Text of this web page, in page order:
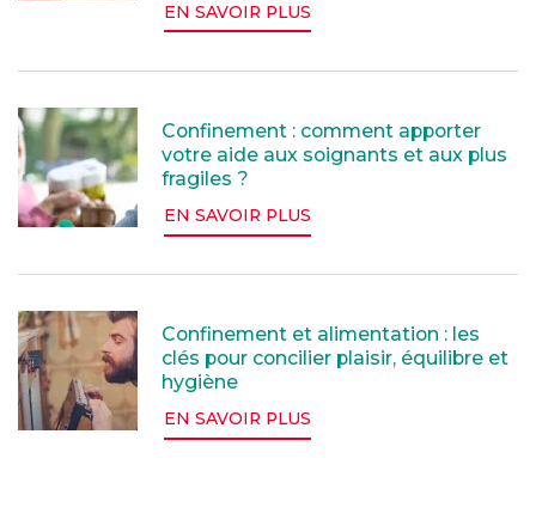
EN SAVOIR PLUS
Confinement : comment apporter votre aide aux
Confinement : comment apporter
votre aide aux soignants et aux plus
fragiles ?
EN SAVOIR PLUS
Confinement et alimentation : les clés pour
Confinement et alimentation : les
clés pour concilier plaisir, équilibre et
hygiène
EN SAVOIR PLUS